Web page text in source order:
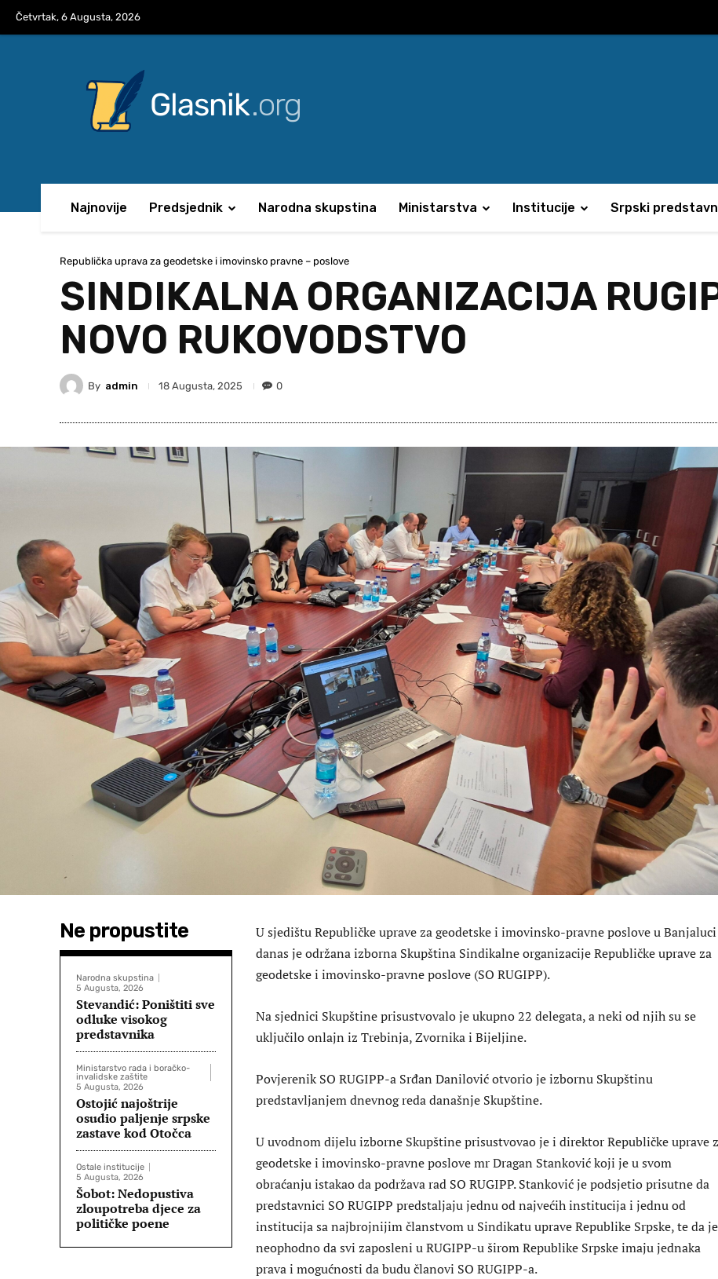
Četvrtak, 6 Augusta, 2026
Glasnik.org
Najnovije Predsjednik Narodna skupstina Ministarstva Institucije Srpski
Republička uprava za geodetske i imovinsko pravne – poslove
SINDIKALNA ORGANIZACIJA
NOVO RUKOVODSTVO
By admin 18 Augusta, 2025 0
Ne propustite
Narodna skupstina
5 Augusta, 2026
Stevandić: Poništiti sve
odluke visokog
predstavnika
Ministarstvo rada i boračko-
invalidske zaštite
5 Augusta, 2026
Ostojić najoštrije
osudio paljenje srpske
zastave kod Otočca
Ostale institucije
5 Augusta, 2026
Šobot: Nedopustiva
zloupotreba djece za
političke poene
U sjedištu Republičke uprave za geodetske i imovinsko-pravne poslove u Banjaluci
danas je održana izborna Skupština Sindikalne organizacije Republičke uprave za
geodetske i imovinsko-pravne poslove (SO RUGIPP).
Na sjednici Skupštine prisustvovalo je ukupno 22 delegata, a neki od njih su se
uključilo onlajn iz Trebinja, Zvornika i Bijeljine.
Povjerenik SO RUGIPP-a Srđan Danilović otvorio je izbornu Skupštinu
predstavljanjem dnevnog reda današnje Skupštine.
U uvodnom dijelu izborne Skupštine prisustvovao je i direktor Republičke uprave
geodetske i imovinsko-pravne poslove mr Dragan Stanković koji je u svom
obraćanju istakao da podržava rad SO RUGIPP. Stanković je podsjetio prisutne da
predstavnici SO RUGIPP predstaljaju jednu od najvećih institucija i jednu od
institucija sa najbrojnijim članstvom u Sindikatu uprave Republike Srpske, te da je
neophodno da svi zaposleni u RUGIPP-u širom Republike Srpske imaju jednaka
prava i mogućnosti da budu članovi SO RUGIPP-a.